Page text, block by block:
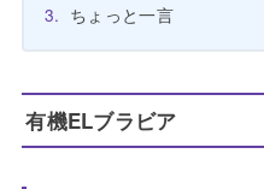
ちょっと一言
有機ELブラビア